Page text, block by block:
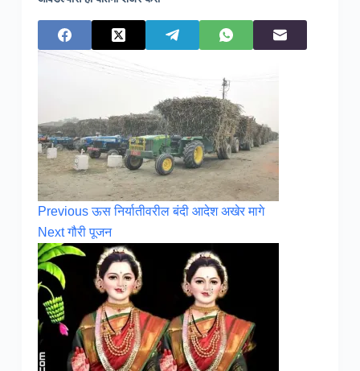
Previousऊस निर्यातीवरील बंदी आदेश अखेर मागे
Nextगौरी पूजन